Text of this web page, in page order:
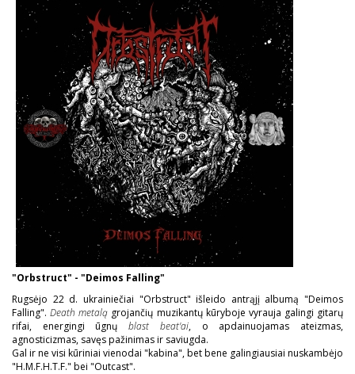
"Orbstruct" - "Deimos Falling"
Rugsėjo 22 d. ukrainiečiai "Orbstruct" išleido antrąjį albumą "Deimos
Falling".Death metalą grojančių muzikantų kūryboje vyrauja galingi gitarų
rifai, energingi ūgnųblast beat'ai, o apdainuojamas ateizmas,
agnosticizmas, savęs pažinimas ir saviugda.
Gal ir ne visi kūriniai vienodai "kabina", bet bene galingiausiai nuskambėjo
"H.M.F.H.T.F." bei "Outcast".